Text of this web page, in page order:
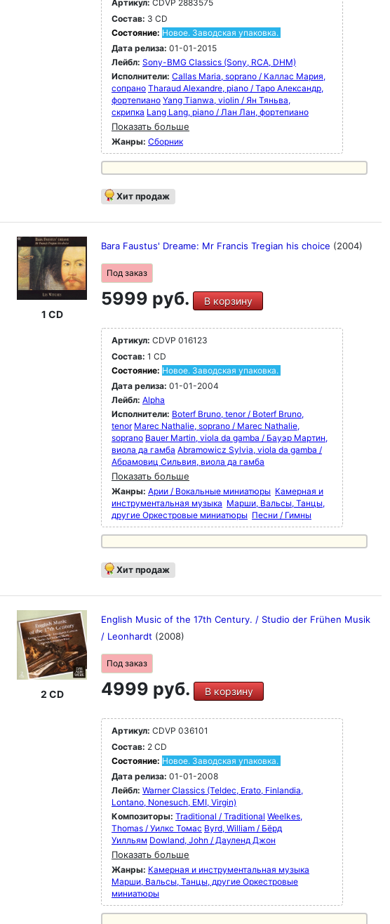
Артикул: CDVP 2883575
Состав: 3 CD
Состояние: Новое. Заводская упаковка.
Дата релиза: 01-01-2015
Лейбл: Sony-BMG Classics (Sony, RCA, DHM)
Исполнители: Callas Maria, soprano / Каллас Мария,
сопрано Tharaud Alexandre, piano / Таро Александр,
фортепиано Yang Tianwa, violin / Ян Тяньва,
скрипка Lang Lang, piano / Лан Лан, фортепиано
Показать больше
Жанры: Сборник
Хит продаж
1 CD
Bara Faustus' Dreame: Mr Francis Tregian his choice (2004)
Под заказ
5999 руб. В корзину
Артикул: CDVP 016123
Состав: 1 CD
Состояние: Новое. Заводская упаковка.
Дата релиза: 01-01-2004
Лейбл: Alpha
Исполнители: Boterf Bruno, tenor / Boterf Bruno,
tenor Marec Nathalie, soprano / Marec Nathalie,
soprano Bauer Martin, viola da gamba / Бауэр Мартин,
виола да гамба Abramowicz Sylvia, viola da gamba /
Абрамовиц Сильвия, виола да гамба
Показать больше
Жанры: Арии / Вокальные миниатюры Камерная и
инструментальная музыка Марши, Вальсы, Танцы,
другие Оркестровые миниатюры Песни / Гимны
Хит продаж
2 CD
English Music of the 17th Century. / Studio der Frühen Musik
/ Leonhardt (2008)
Под заказ
4999 руб. В корзину
Артикул: CDVP 036101
Состав: 2 CD
Состояние: Новое. Заводская упаковка.
Дата релиза: 01-01-2008
Лейбл: Warner Classics (Teldec, Erato, Finlandia,
Lontano, Nonesuch, EMI, Virgin)
Композиторы: Traditional / Traditional Weelkes,
Thomas / Уилкс Томас Byrd, William / Бёрд
Уилльям Dowland, John / Дауленд Джон
Показать больше
Жанры: Камерная и инструментальная музыка
Марши, Вальсы, Танцы, другие Оркестровые
миниатюры